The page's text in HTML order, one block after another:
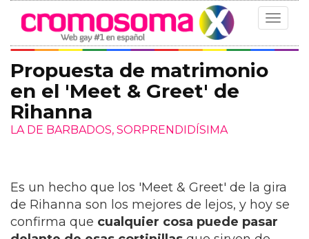
Toggle
Propuesta de matrimonio
en el 'Meet & Greet' de
Rihanna
LA DE BARBADOS, SORPRENDIDÍSIMA
Es un hecho que los 'Meet & Greet' de la gira
de Rihanna son los mejores de lejos, y hoy se
confirma que cualquier cosa puede pasar